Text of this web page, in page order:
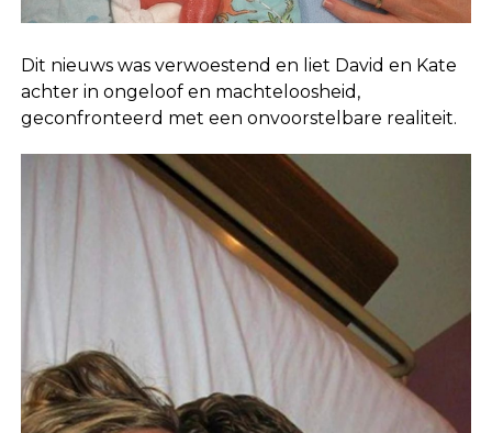
Dit nieuws was verwoestend en liet David en Kate
achter in ongeloof en machteloosheid,
geconfronteerd met een onvoorstelbare realiteit.